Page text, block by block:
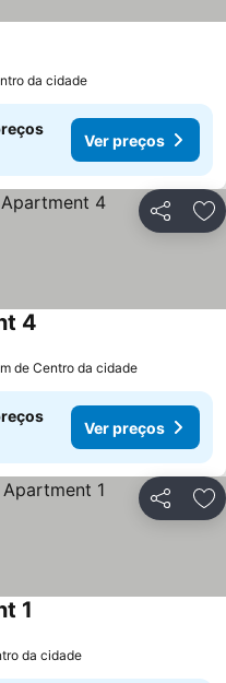
da cidade
Ver preços
Partilhar
4
de Centro da cidade
Ver preços
Partilhar
1
da cidade